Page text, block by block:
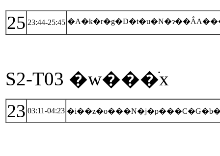
25 23:44-25:45
S2-T03 �w���ׁx
23 03:11-04:23